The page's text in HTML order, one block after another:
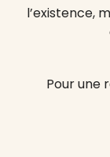
l’existence,
Pour une